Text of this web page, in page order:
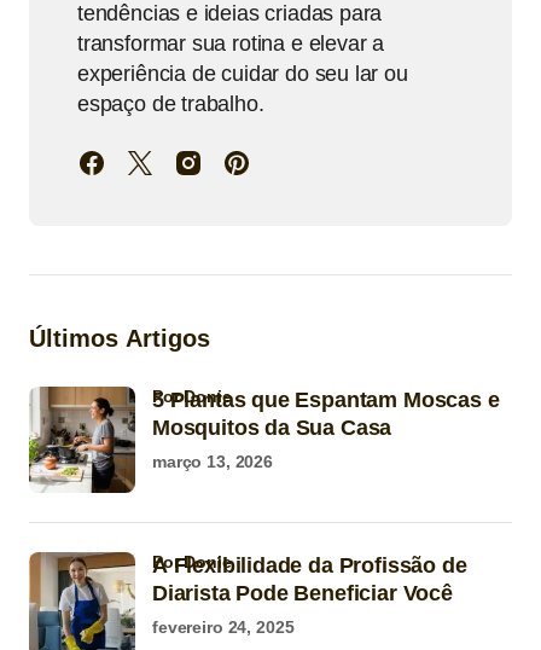
tendências e ideias criadas para
transformar sua rotina e elevar a
experiência de cuidar do seu lar ou
espaço de trabalho.
Últimos Artigos
5 Plantas que Espantam Moscas e
Mosquitos da Sua Casa
por Donie
março 13, 2026
A Flexibilidade da Profissão de
Diarista Pode Beneficiar Você
por Donie
fevereiro 24, 2025